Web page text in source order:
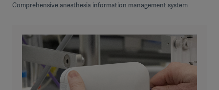
Comprehensive anesthesia information management system